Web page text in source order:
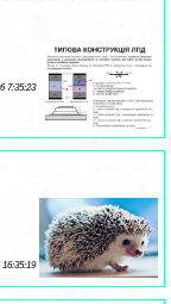
7:35:23
16:35:19